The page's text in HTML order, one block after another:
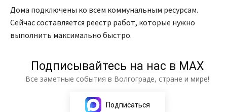
Дома подключены ко всем коммунальным ресурсам.
Сейчас составляется реестр работ, которые нужно
выполнить максимально быстро.
Подписывайтесь на нас в МАХ
Все заметные события в Волгограде, стране и мире!
Подписаться